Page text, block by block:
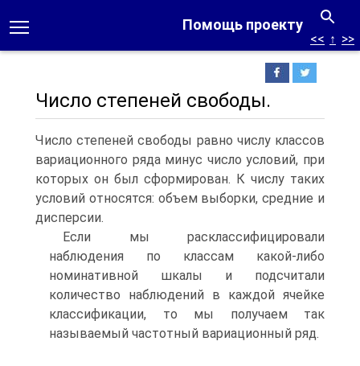
Помощь проекту
<< ↑ >>
Число степеней свободы.
Число степеней свободы равно числу классов
вариационного ряда минус число условий, при
которых он был сформирован. К числу таких
условий относятся: объем выборки, средние и
дисперсии.
Если мы расклассифицировали
наблюдения по классам какой-либо
номинативной шкалы и подсчитали
количество наблюдений в каждой ячейке
классификации, то мы получаем так
называемый частотный вариационный ряд.